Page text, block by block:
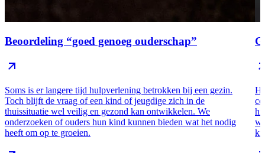
Beoordeling “goed genoeg ouderschap”
Soms is er langere tijd hulpverlening betrokken bij een gezin.
Toch blijft de vraag of een kind of jeugdige zich in de
thuissituatie wel veilig en gezond kan ontwikkelen. We
onderzoeken of ouders hun kind kunnen bieden wat het nodig
heeft om op te groeien.